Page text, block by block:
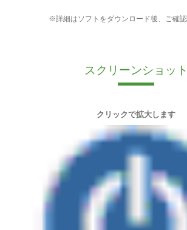
※詳細はソフトをダウンロード後、ご確認
スクリーンショット
クリックで拡大します